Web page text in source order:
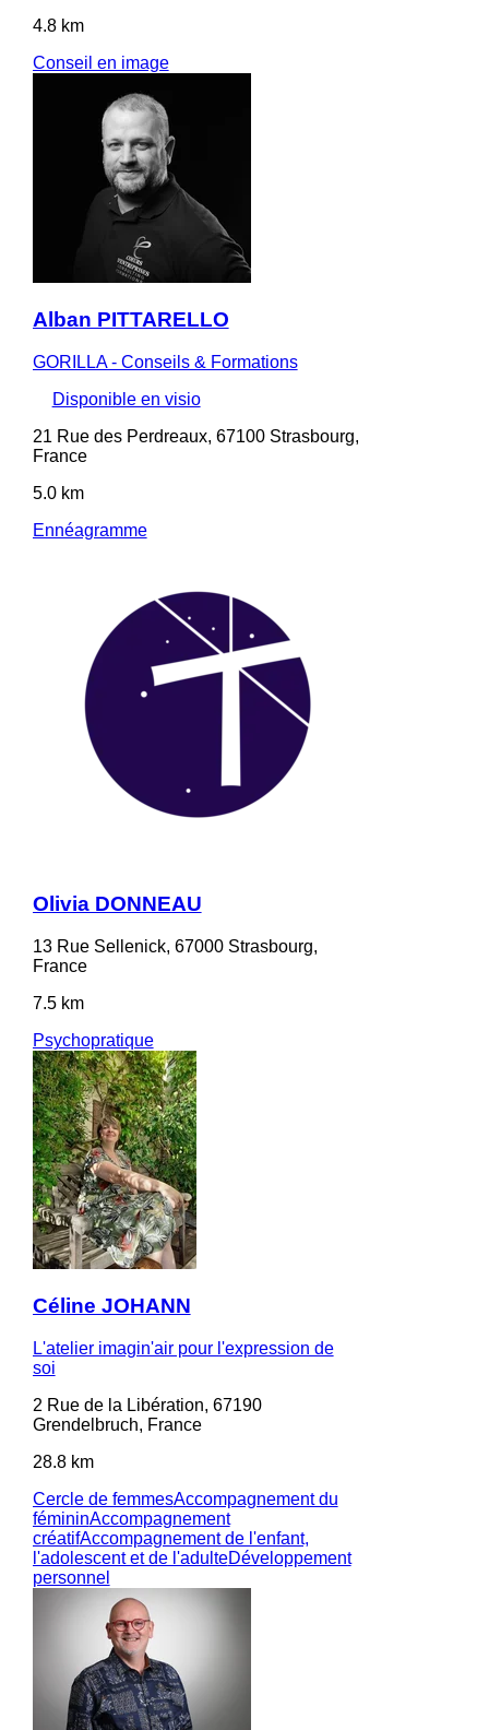
4.8 km
Conseil en image
Alban PITTARELLO
GORILLA - Conseils & Formations
Disponible en visio
21 Rue des Perdreaux, 67100 Strasbourg,
France
5.0 km
Ennéagramme
Olivia DONNEAU
13 Rue Sellenick, 67000 Strasbourg,
France
7.5 km
Psychopratique
Céline JOHANN
L'atelier imagin'air pour l'expression de
soi
2 Rue de la Libération, 67190
Grendelbruch, France
28.8 km
Cercle de femmesAccompagnement du
fémininAccompagnement
créatifAccompagnement de l'enfant,
l'adolescent et de l'adulteDéveloppement
personnel